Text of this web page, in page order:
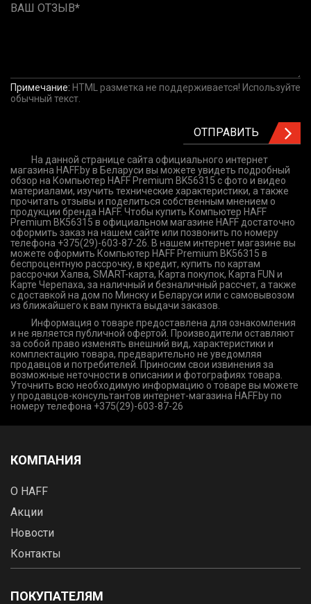
ВАШ ОТЗЫВ
Примечание: HTML разметка не поддерживается! Используйте
обычный текст.
ОТПРАВИТЬ
На данной странице сайта официального интернет
магазина HAFF.by в Беларуси вы можете увидеть подробный
обзор на Компьютер HAFF Premium BK56315 с фото и видео
материалами, изучить технические характеристики, а также
прочитать отзывы и поделиться собственным мнением о
продукции бренда HAFF. Чтобы купить Компьютер HAFF
Premium BK56315 в официальном магазине HAFF достаточно
оформить заказ на нашем сайте или позвонить по номеру
телефона +375(29)-603-87-26. В нашем интернет магазине вы
можете оформить Компьютер HAFF Premium BK56315 в
беспроцентную рассрочку, в кредит, купить по картам
рассрочки Халва, SMART-карта, Карта покупок, Карта FUN и
Карте Черепаха, за наличный и безналичный рассчет, а также
с доставкой на дом по Минску и Беларуси или с самовывозом
из ближайшего к вам пункта выдачи заказов.
Информация о товаре предоставлена для ознакомления
и не является публичной офертой. Производители оставляют
за собой право изменять внешний вид, характеристики и
комплектацию товара, предварительно не уведомляя
продавцов и потребителей. Приносим свои извинения за
возможные неточности в описании и фотографиях товара.
Уточнить всю необходимую информацию о товаре вы можете
у продавцов-консультантов интернет-магазина HAFF.by по
номеру телефона +375(29)-603-87-26
КОМПАНИЯ
О HAFF
Акции
Новости
Контакты
ПОКУПАТЕЛЯМ